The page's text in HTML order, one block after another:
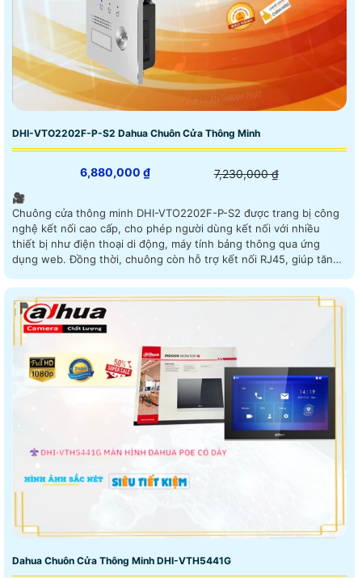
DHI-VTO2202F-P-S2 Dahua Chuôn Cửa Thông Minh
6,880,000 ₫ 7,230,000 ₫
🎥
Chuông cửa thông minh DHI-VTO2202F-P-S2 được trang bị công
nghệ kết nối cao cấp, cho phép người dùng kết nối với nhiều
thiết bị như điện thoại di động, máy tính bảng thông qua ứng
dụng web. Đồng thời, chuông còn hỗ trợ kết nối RJ45, giúp tăng
đến sự tiện ích và an ninh tối ưu cho người sử dụng.
Dahua Chuôn Cửa Thông Minh DHI-VTH5441G